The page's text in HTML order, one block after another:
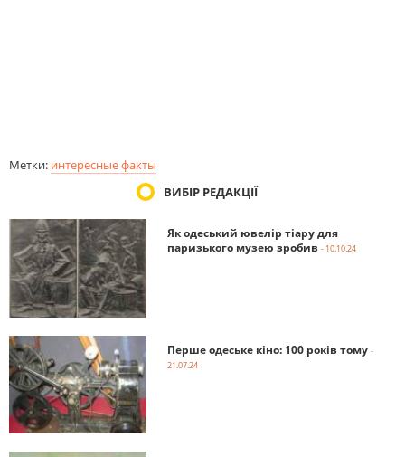
Метки: интересные факты
ВИБІР РЕДАКЦІЇ
Як одеський ювелір тіару для
паризького музею зробив - 10.10.24
Перше одеське кіно: 100 років тому -
21.07.24